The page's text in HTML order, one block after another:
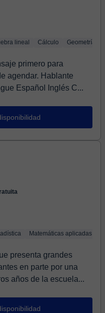
lineal Cálculo Geometría
primero para
Hablante
Español Inglés C...
Matemáticas aplicadas
presenta grandes
en parte por una
años de la escuela...